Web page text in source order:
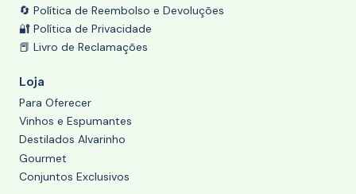
🔄 Política de Reembolso e Devoluções
🔐 Política de Privacidade
📕 Livro de Reclamações
Loja
Para Oferecer
Vinhos e Espumantes
Destilados Alvarinho
Gourmet
Conjuntos Exclusivos